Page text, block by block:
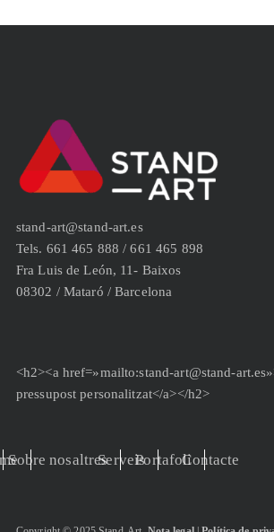
stand-art@stand-art.es
Tels. 661 465 888 / 661 465 898
Fra Luis de León, 11- Baixos
08302 / Mataró / Barcelona
<h2><a href=»mailto:stand-art@stand-
pressupost personalitzat</a></h2>
Sobre nosaltresServeisPortafoliContacte